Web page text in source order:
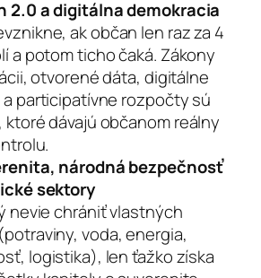
2.0 a digitálna demokracia
ak občan len raz za 4
a potom ticho čaká. Zákony
otvorené dáta, digitálne
participatívne rozpočty sú
ktoré dávajú občanom reálny
národná bezpečnosť
sektory
nevie chrániť vlastných
voda, energia,
logistika), len ťažko získa